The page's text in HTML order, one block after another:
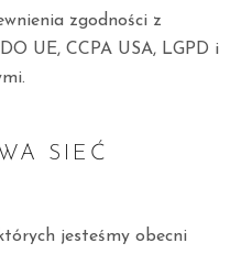
zgodności z
UE, CCPA USA, LGPD i
SIEĆ
jesteśmy obecni